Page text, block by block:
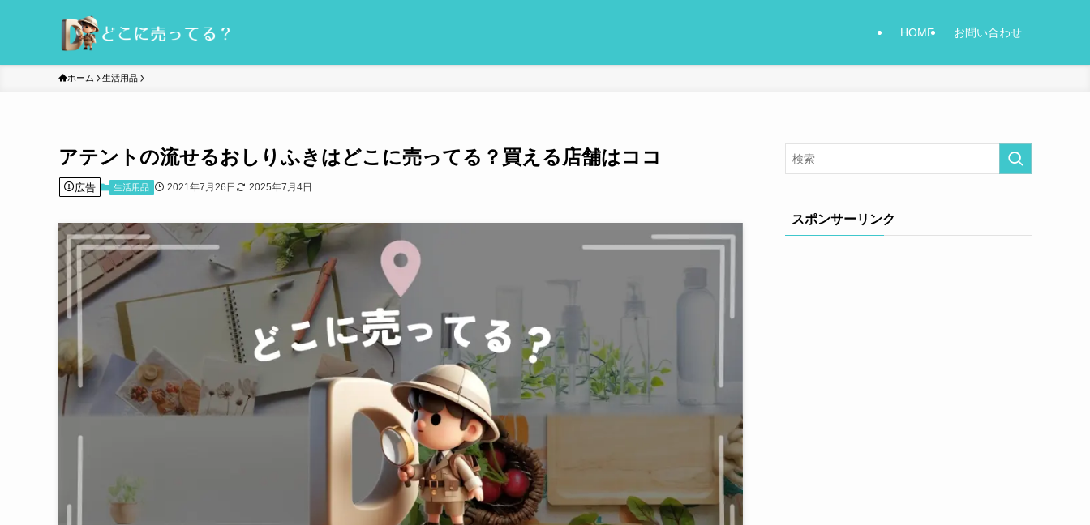
HOME お問い合わせ
ホーム 生活用品
アテントの流せるおしりふきはどこに売ってる？買える店舗はココ
広告 生活用品 2021年7月26日 2025年7月4日
スポンサーリンク